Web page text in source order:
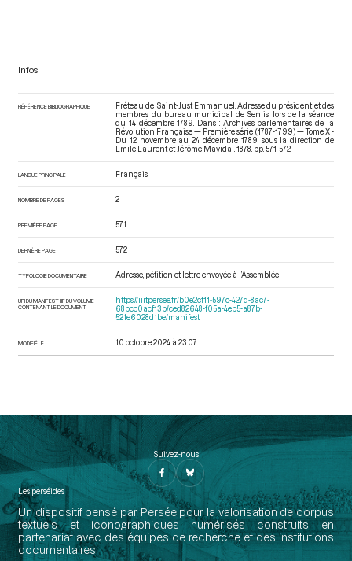
Infos
RÉFÉRENCE BIBLIOGRAPHIQUE
Fréteau de Saint-Just Emmanuel. Adresse du président et des
membres du bureau municipal de Senlis, lors de la séance
du 14 décembre 1789. Dans : Archives parlementaires de la
Révolution Française — Première série (1787-1799) — Tome X -
Du 12 novembre au 24 décembre 1789 , sous la direction de
Emile Laurent et Jérôme Mavidal. 1878. pp. 571-572.
LANGUE PRINCIPALE Français
NOMBRE DE PAGES 2
PREMIÈRE PAGE 571
DERNIÈRE PAGE 572
TYPOLOGIE DOCUMENTAIRE Adresse, pétition et lettre envoyée à l’Assemblée
URI DU MANIFEST IIIF DU VOLUME
CONTENANT LE DOCUMENT
https://iiif.persee.fr/b0e2cf11-597c-427d-8ac7-
68bcc0acf13b/ced82648-f05a-4eb5-a87b-
521e6028d1be/manifest
MODIFIÉ LE 10 octobre 2024 à 23:07
Suivez-nous
Les perséides
Un dispositif pensé par Persée pour la valorisation de corpus
textuels et iconographiques numérisés construits en
partenariat avec des équipes de recherche et des institutions
documentaires.